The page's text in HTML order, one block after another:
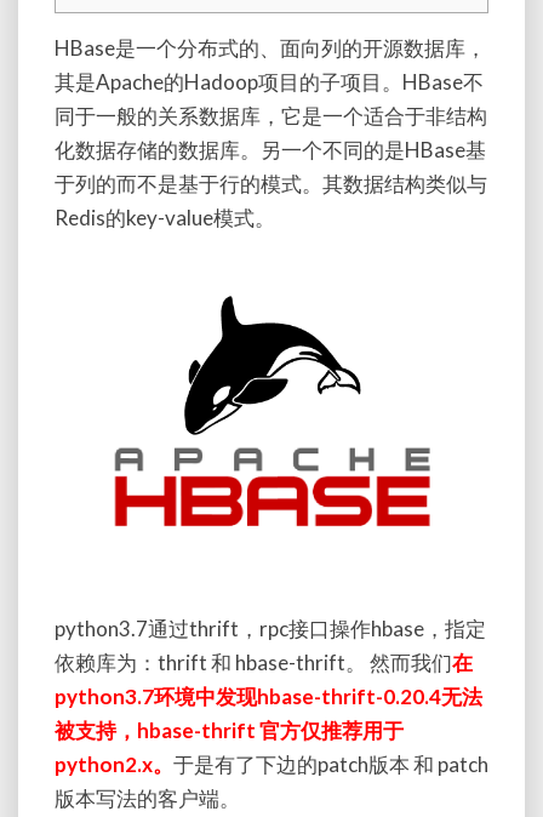
HBase是一个分布式的、面向列的开源数据库，
其是Apache的Hadoop项目的子项目。HBase不
同于一般的关系数据库，它是一个适合于非结构
化数据存储的数据库。另一个不同的是HBase基
于列的而不是基于行的模式。其数据结构类似与
Redis的key-value模式。
python3.7通过thrift ， rpc接口操作hbase ，指定
依赖库为： thrift和 hbase-thrift。 然而我们在
python3.7环境中发现hbase-thrift-0.20.4无法
被支持， hbase-thrift官方仅推荐用于
python2.x。 于是有了下边的patch版本和 patch
版本写法的客户端。